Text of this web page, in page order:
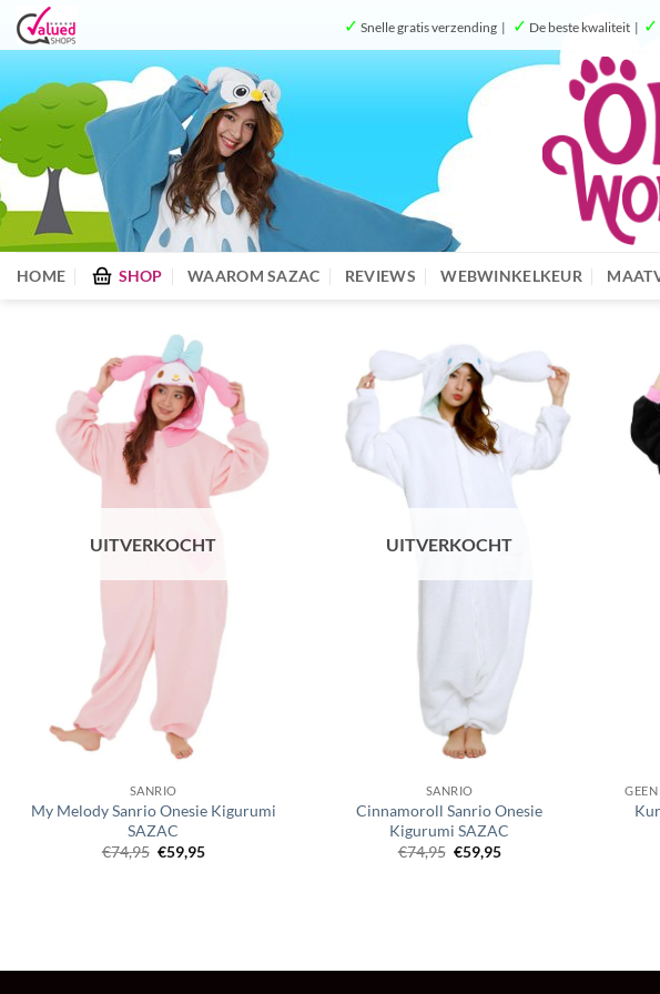
Ga
naar
✓ Snelle gratis verzending | ✓ De beste kwaliteit | ✓
HOME SHOP WAAROM SAZAC REVIEWS WEBWINKELKEUR
UITVERKOCHT
SANRIO
My Melody Sanrio Onesie Kigurumi
SAZAC
€74,95 Oorspronkelijke
prijs
€59,95Huidige
UITVERKOCHT
SANRIO
Cinnamoroll Sanrio Onesie
Kigurumi SAZAC
€74,95 Oorspronkelijke
prijs
€59,95Huidige